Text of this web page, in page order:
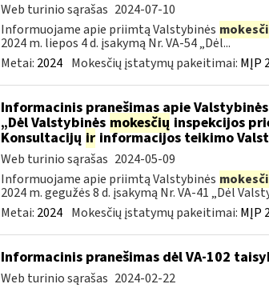
Web turinio sąrašas 2024-07-10
Informuojame apie priimtą Valstybinės
2024 m. liepos 4 d. įsakymą Nr. VA-54 „Dėl...
Metai: 2024 Mokesčių įstatymų pakeitimai: MĮP
Informacinis pranešimas apie Valstybinės
„Dėl Valstybinės mokesčių inspekcijos
Konsultacijų irinformacijos teikimo
Web turinio sąrašas 2024-05-09
Informuojame apie priimtą Valstybinės
2024 m. gegužės 8 d. įsakymą Nr. VA-41 „Dėl
Metai: 2024 Mokesčių įstatymų pakeitimai: MĮP
Informacinis pranešimas dėl VA-102
Web turinio sąrašas 2024-02-22